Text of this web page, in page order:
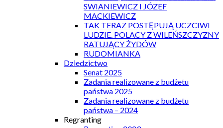
SWIANIEWICZ I JÓZEF
MACKIEWICZ
TAK TERAZ POSTĘPUJĄ UCZCIWI
LUDZIE. POLACY Z WILEŃSZCZYZNY
RATUJĄCY ŻYDÓW
RUDOMIANKA
Dziedzictwo
Senat 2025
Zadania realizowane z budżetu
państwa 2025
Zadania realizowane z budżetu
państwa – 2024
Regranting